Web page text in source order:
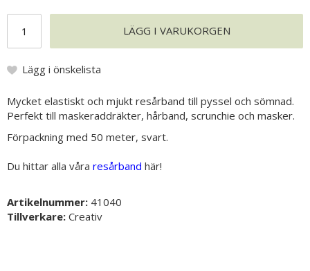
LÄGG I VARUKORGEN
Lägg i önskelista
Mycket elastiskt och mjukt resårband till pyssel och sömnad.
Perfekt till maskeraddräkter, hårband, scrunchie och masker.
Förpackning med 50 meter, svart.
Du hittar alla våra resårband här!
Artikelnummer: 41040
Tillverkare: Creativ